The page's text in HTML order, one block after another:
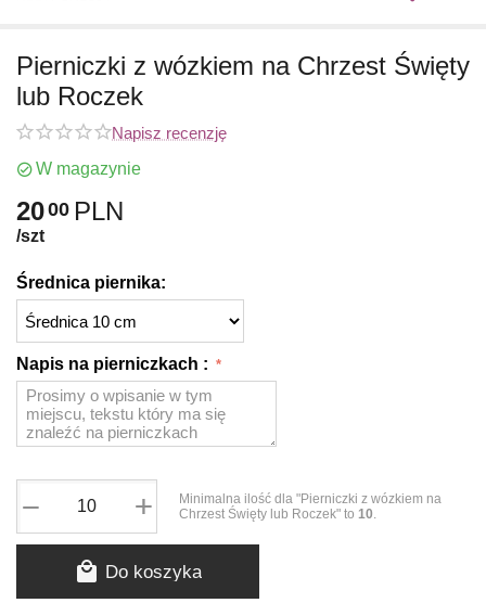
Pierniczki z wózkiem na Chrzest Święty
lub Roczek
Napisz recenzję
W magazynie
2000 PLN
/szt
Średnica piernika:
Napis na pierniczkach :
+
−
Minimalna ilość dla "Pierniczki z wózkiem na
Chrzest Święty lub Roczek" to 10.
Do koszyka